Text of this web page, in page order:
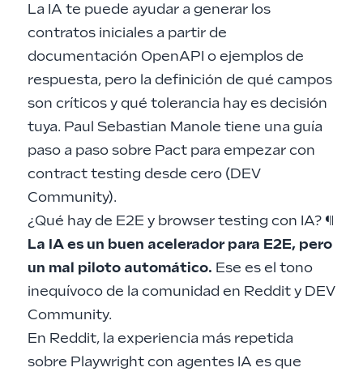
La IA te puede ayudar a generar los
contratos iniciales a partir de
documentación OpenAPI o ejemplos de
respuesta, pero la definición de qué campos
son críticos y qué tolerancia hay es decisión
tuya. Paul Sebastian Manole tiene una guía
paso a paso sobre Pact para empezar con
contract testing desde cero (DEV
Community).
¿Qué hay de E2E y browser testing con IA? ¶
La IA es un buen acelerador para E2E, pero
un mal piloto automático. Ese es el tono
inequívoco de la comunidad en Reddit y DEV
Community.
En Reddit, la experiencia más repetida
sobre Playwright con agentes IA es que